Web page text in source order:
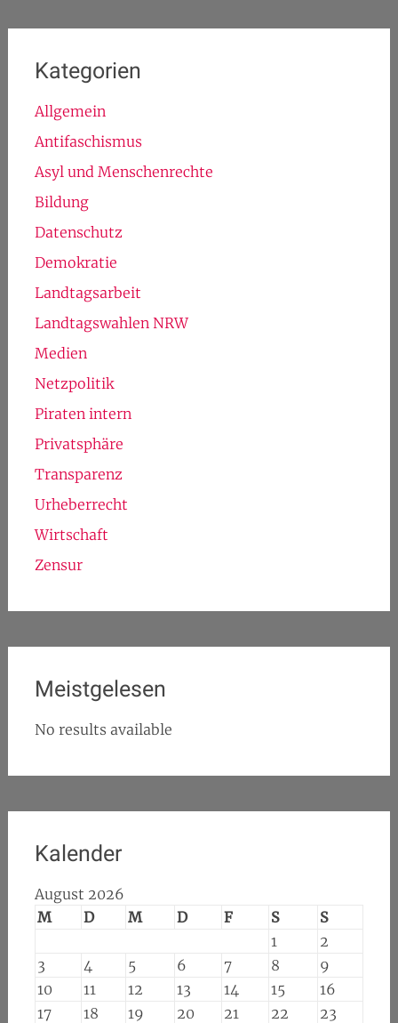
Kategorien
Allgemein
Antifaschismus
Asyl und Menschenrechte
Bildung
Datenschutz
Demokratie
Landtagsarbeit
Landtagswahlen NRW
Medien
Netzpolitik
Piraten intern
Privatsphäre
Transparenz
Urheberrecht
Wirtschaft
Zensur
Meistgelesen
No results available
Kalender
August 2026
M
D M D F S
S
1
2
3
4 5 6 7 8
9
10
11 12 13 14 15
16
17
18 19 20 21 22 23